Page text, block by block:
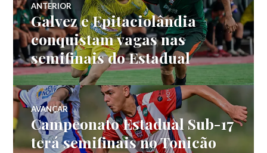
ANTERIOR
Galvez e Epitaciolândia
conquistam vagas nas
semifinais do Estadual
AVANÇAR
Campeonato Estadual Sub-17
terá semifinais no Tonicão